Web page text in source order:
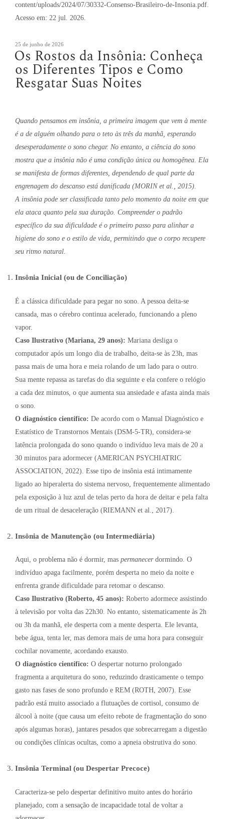
content/uploads/2024/07/30332-Consenso-Brasileiro-de-Insonia.pdf.
Acesso em: 22 jul. 2026.
Publicado
em
25 de junho de 2026
Os Rostos da Insônia: Conheça
os Diferentes Tipos e Como
Resgatar Suas Noites
Quando pensamos em insônia, a primeira imagem que vem à mente
é a de alguém olhando para o teto às três da manhã, esperando
desesperadamente o sono chegar. No entanto, a ciência do sono
mostra que a insônia não é uma condição única ou homogênea. Ela
se manifesta de formas diferentes, dependendo de qual parte da
engrenagem do descanso está danificada (MORIN et al., 2015).
A insônia pode ser classificada tanto pelo momento da noite em que
ela ataca quanto pela sua duração. Compreender o padrão
específico da sua dificuldade é o primeiro passo para alinhar a
higiene do sono e o estilo de vida, permitindo que o corpo recupere
seu ritmo natural.
Insônia Inicial (ou de Conciliação)
É a clássica dificuldade para pegar no sono. A pessoa deita-se
cansada, mas o cérebro continua acelerado, funcionando a pleno
vapor.
Caso Ilustrativo (Mariana, 29 anos): Mariana desliga o
computador após um longo dia de trabalho, deita-se às 23h, mas
passa mais de uma hora e meia rolando de um lado para o outro.
Sua mente repassa as tarefas do dia seguinte e ela confere o relógio
a cada dez minutos, o que aumenta sua ansiedade e afasta ainda mais
o sono.
O diagnóstico científico: De acordo com o Manual Diagnóstico e
Estatístico de Transtornos Mentais (DSM-5-TR), considera-se
latência prolongada do sono quando o indivíduo leva mais de 20 a
30 minutos para adormecer (AMERICAN PSYCHIATRIC
ASSOCIATION, 2022). Esse tipo de insônia está intimamente
ligado ao hiperalerta do sistema nervoso, frequentemente alimentado
pela exposição à luz azul de telas perto da hora de deitar e pela falta
de um ritual de desaceleração (RIEMANN et al., 2017).
Insônia de Manutenção (ou Intermediária)
Aqui, o problema não é dormir, mas permanecerdormindo. O
indivíduo apaga facilmente, porém desperta no meio da noite e
enfrenta grande dificuldade para retomar o descanso.
Caso Ilustrativo (Roberto, 45 anos): Roberto adormece assistindo
à televisão por volta das 22h30. No entanto, sistematicamente às 2h
ou 3h da manhã, ele desperta com a mente desperta. Ele levanta,
bebe água, tenta ler, mas demora mais de uma hora para conseguir
cochilar novamente, acordando exausto.
O diagnóstico científico: O despertar noturno prolongado
fragmenta a arquitetura do sono, reduzindo drasticamente o tempo
gasto nas fases de sono profundo e REM (ROTH, 2007). Esse
padrão está muito associado a flutuações de cortisol, consumo de
álcool à noite (que causa um efeito rebote de fragmentação do sono
após algumas horas), jantares pesados que sobrecarregam a digestão
ou condições clínicas ocultas, como a apneia obstrutiva do sono.
Insônia Terminal (ou Despertar Precoce)
Caracteriza-se pelo despertar definitivo muito antes do horário
planejado, com a sensação de incapacidade total de voltar a